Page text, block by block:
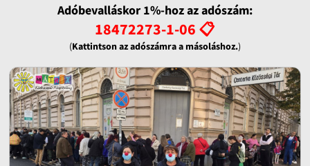
Adóbevalláskor 1%-hoz az adószám:
18472273-1-06 📋
(Kattintson az adószámra a másoláshoz.)